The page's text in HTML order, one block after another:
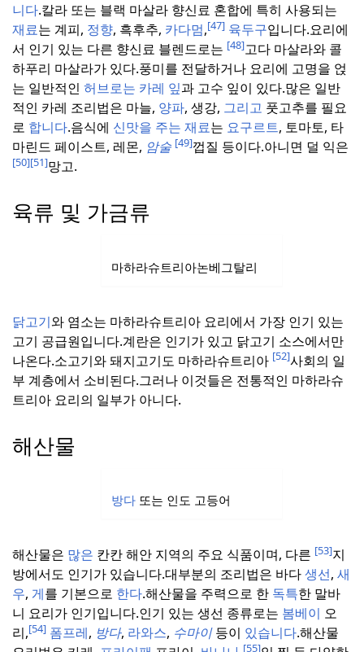
니다.칼라 또는 블랙 마살라 향신료 혼합에 특히 사용되는
재료는 계피, 정향, 흑후추, 카다멈,[47] 육두구입니다.요리에
서 인기 있는 다른 향신료 블렌드로는 [48]고다 마살라와 콜
하푸리 마살라가 있다.풍미를 전달하거나 요리에 고명을 얹
는 일반적인 허브로는 카레 잎과 고수 잎이 있다.많은 일반
적인 카레 조리법은 마늘, 양파, 생강, 그리고 풋고추를 필요
로 합니다.음식에 신맛을 주는 재료는 요구르트, 토마토, 타
마린드 페이스트, 레몬, 암술 [49]껍질 등이다.아니면 덜 익은
[50][51]망고.
육류 및 가금류
마하라슈트리아논베그탈리
닭고기와 염소는 마하라슈트리아 요리에서 가장 인기 있는
고기 공급원입니다.계란은 인기가 있고 닭고기 소스에서만
나온다.소고기와 돼지고기도 마하라슈트리아 [52]사회의 일
부 계층에서 소비된다.그러나 이것들은 전통적인 마하라슈
트리아 요리의 일부가 아니다.
해산물
방다 또는 인도 고등어
해산물은 많은 칸칸 해안 지역의 주요 식품이며, 다른 [53]지
방에서도 인기가 있습니다.대부분의 조리법은 바다생선, 새
우, 게를 기본으로 한다.해산물을 주력으로 한 독특한 말바
니 요리가 인기입니다.인기 있는 생선 종류로는 봄베이 오
리,[54] 폼프레, 방다, 라와스, 수마이등이 있습니다.해산물
[55]